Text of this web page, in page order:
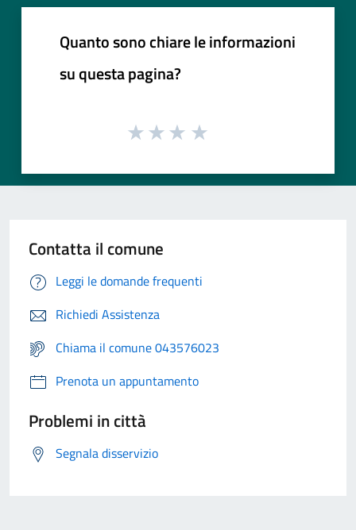
Quanto sono chiare le informazioni
su questa pagina?
Contatta il comune
Leggi le domande frequenti
Richiedi Assistenza
Chiama il comune 043576023
Prenota un appuntamento
Problemi in città
Segnala disservizio